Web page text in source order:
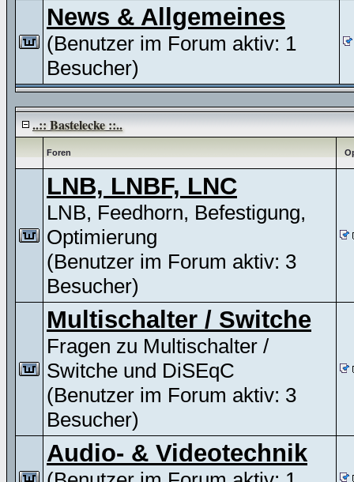
News & Allgemeines
(Benutzer im Forum aktiv: 1
Besucher)
..:: Bastelecke ::..
Foren
LNB, LNBF, LNC
LNB, Feedhorn, Befestigung,
Optimierung
(Benutzer im Forum aktiv: 3
Besucher)
Multischalter / Switche
Fragen zu Multischalter /
Switche und DiSEqC
(Benutzer im Forum aktiv: 3
Besucher)
Audio- & Videotechnik